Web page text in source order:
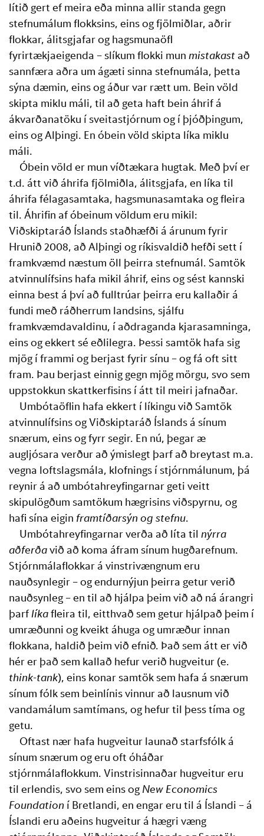
lítið gert ef meira eða minna allir standa gegn
stefnumálum flokksins, eins og fjölmiðlar, aðrir
flokkar, álitsgjafar og hagsmunaöfl
fyrirtækjaeigenda – slíkum flokki mun mistakast að
sannfæra aðra um ágæti sinna stefnumála, þetta
sýna dæmin, eins og áður var rætt um. Bein völd
skipta miklu máli, til að geta haft bein áhrif á
ákvarðanatöku í sveitastjórnum og í þjóðþingum,
eins og Alþingi. En óbein völd skipta líka miklu
máli.
Óbein völd er mun víðtækara hugtak. Með því er
t.d. átt við áhrifa fjölmiðla, álitsgjafa, en líka til
áhrifa félagasamtaka, hagsmunasamtaka og fleira
til. Áhrifin af óbeinum völdum eru mikil:
Viðskiptaráð Íslands staðhæfði á árunum fyrir
Hrunið 2008, að Alþingi og ríkisvaldið hefði sett í
framkvæmd næstum öll þeirra stefnumál. Samtök
atvinnulífsins hafa mikil áhrif, eins og sést kannski
einna best á því að fulltrúar þeirra eru kallaðir á
fundi með ráðherrum landsins, sjálfu
framkvæmdavaldinu, í aðdraganda kjarasamninga,
eins og ekkert sé eðlilegra. Þessi samtök hafa sig
mjög í frammi og berjast fyrir sínu – og fá oft sitt
fram. Þau berjast einnig gegn mjög mörgu, svo sem
uppstokkun skattkerfisins í átt til meiri jafnaðar.
Umbótaöflin hafa ekkert í líkingu við Samtök
atvinnulífsins og Viðskiptaráð Íslands á sínum
snærum, eins og fyrr segir. En nú, þegar æ
augljósara verður að ýmislegt þarf að breytast m.a.
vegna loftslagsmála, klofnings í stjórnmálunum, þá
reynir á að umbótahreyfingarnar geti veitt
skipulögðum samtökum hægrisins viðspyrnu, og
hafi sína eigin framtíðarsýn og stefnu.
Umbótahreyfingarnar verða að líta til nýrra
aðferða við að koma áfram sínum hugðarefnum.
Stjórnmálaflokkar á vinstrivængnum eru
nauðsynlegir – og endurnýjun þeirra getur verið
nauðsynleg – en til að hjálpa þeim við að ná árangri
þarf líka fleira til, eitthvað sem getur hjálpað þeim í
umræðunni og kveikt áhuga og umræður innan
flokkana, haldið þeim við efnið. Það sem átt er við
hér er það sem kallað hefur verið
think-tank), eins konar samtök sem hafa á snærum
sínum fólk sem beinlínis vinnur að lausnum við
vandamálum samtímans, og hefur til þess tíma og
getu.
Oftast nær hafa hugveitur launað starfsfólk á
sínum snærum og eru oft óháðar
stjórnmálaflokkum. Vinstrisinnaðar hugveitur eru
til erlendis, svo sem eins og New Economics
Foundation í Bretlandi, en engar eru til á Íslandi – á
Íslandi eru aðeins hugveitur á hægri væng